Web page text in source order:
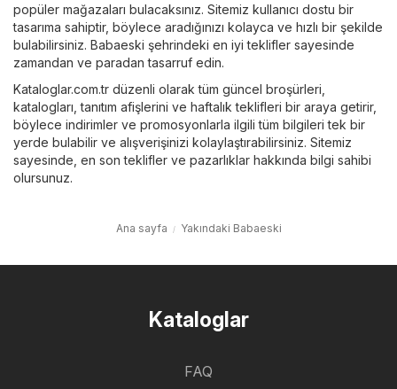
popüler mağazaları bulacaksınız. Sitemiz kullanıcı dostu bir
tasarıma sahiptir, böylece aradığınızı kolayca ve hızlı bir şekilde
bulabilirsiniz. Babaeski şehrindeki en iyi teklifler sayesinde
zamandan ve paradan tasarruf edin.
Kataloglar.com.tr düzenli olarak tüm güncel broşürleri,
katalogları, tanıtım afişlerini ve haftalık teklifleri bir araya getirir,
böylece indirimler ve promosyonlarla ilgili tüm bilgileri tek bir
yerde bulabilir ve alışverişinizi kolaylaştırabilirsiniz. Sitemiz
sayesinde, en son teklifler ve pazarlıklar hakkında bilgi sahibi
olursunuz.
Ana sayfa Yakındaki Babaeski
Kataloglar
FAQ